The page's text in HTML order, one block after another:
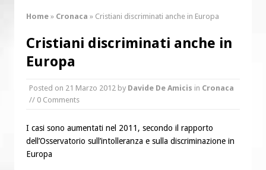
Fine vita: la Chiesa Cattolica inglese si
mobilita contro il suicidio assistito
Torna la festa di Sant’Andrea:
è buono, giusto e santo per la nostra
Home » Cronaca » Cristiani discriminati anche in Europa
Cristiani discriminati anche in
Europa
Posted on 21 Marzo 2012 by Davide De Amicis in Cronaca
// 0 Comments
I casi sono aumentati nel 2011, secondo il rapporto
dell’Osservatorio sull’intolleranza e sulla discriminazione in
Europa